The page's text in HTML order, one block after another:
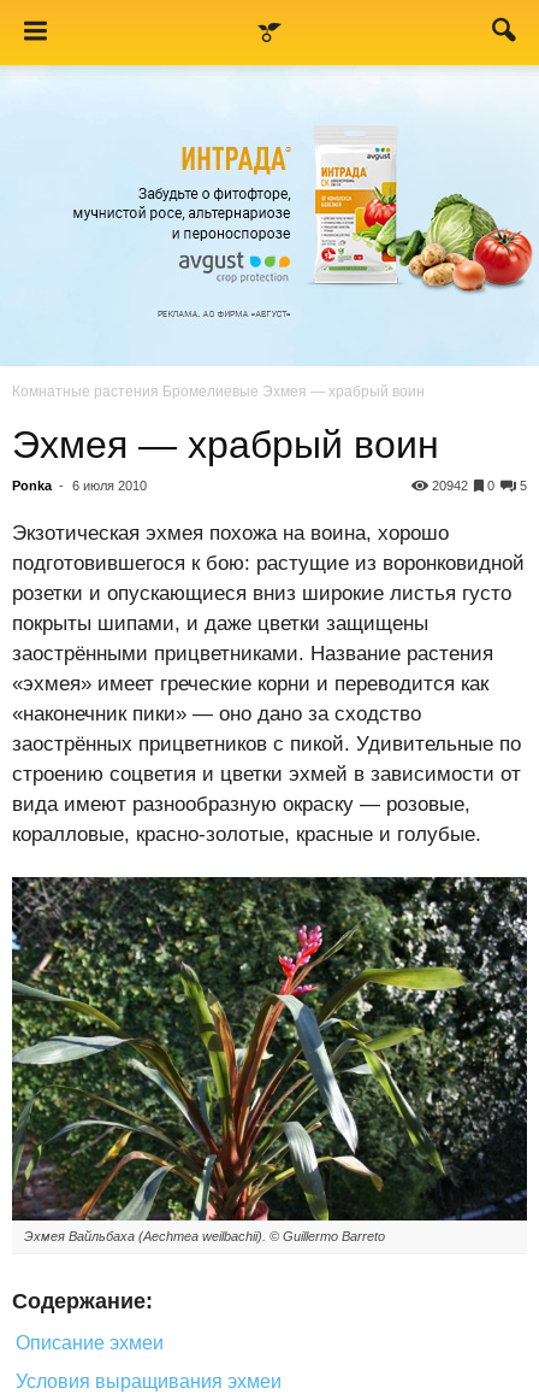
Комнатные растения Бромелиевые Эхмея — храбрый воин
Эхмея — храбрый воин
Ponka - 6 июля 2010 5
0
20942
Экзотическая эхмея похожа на воина, хорошо
подготовившегося к бою: растущие из воронковидной
розетки и опускающиеся вниз широкие листья густо
покрыты шипами, и даже цветки защищены
заострёнными прицветниками. Название растения
«эхмея» имеет греческие корни и переводится как
«наконечник пики» — оно дано за сходство
заострённых прицветников с пикой. Удивительные по
строению соцветия и цветки эхмей в зависимости от
вида имеют разнообразную окраску — розовые,
коралловые, красно-золотые, красные и голубые.
Эхмея Вайльбаха (Aechmea weilbachii). © Guillermo Barreto
Содержание:
Описание эхмеи
Условия выращивания эхмеи